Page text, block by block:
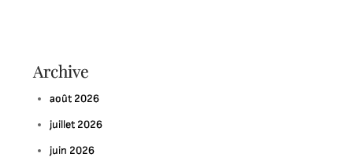
Archive
août 2026
juillet 2026
juin 2026